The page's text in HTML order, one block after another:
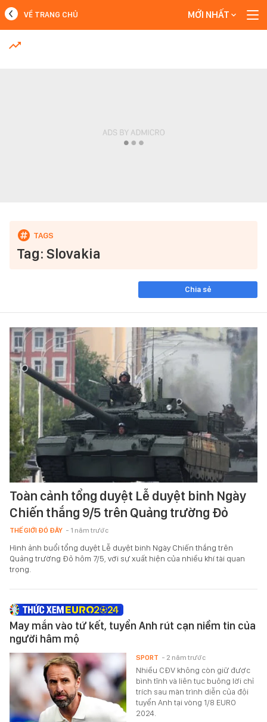
MỚI NHẤT
VỀ TRANG CHỦ MỚI NHẤT
Tag: Slovakia
Chia sẻ
Toàn cảnh tổng duyệt Lễ duyệt binh Ngày
Chiến thắng 9/5 trên Quảng trường Đỏ
THẾ GIỚI ĐÓ ĐÂY - 1 năm trước
Hình ảnh buổi tổng duyệt Lễ duyệt binh Ngày Chiến thắng trên
Quảng trường Đỏ hôm 7/5, với sự xuất hiện của nhiều khí tài quan
trọng.
May mắn vào tứ kết, tuyển Anh rút cạn niềm tin của
người hâm mộ
Nhiều CĐV không còn giữ được
bình tĩnh và liên tục buông lời chỉ
trích sau màn trình diễn của đội
tuyển Anh tại vòng 1/8 EURO
2024.
SPORT - 2 năm trước